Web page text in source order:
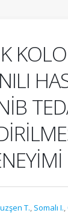
T., Somalı I.,